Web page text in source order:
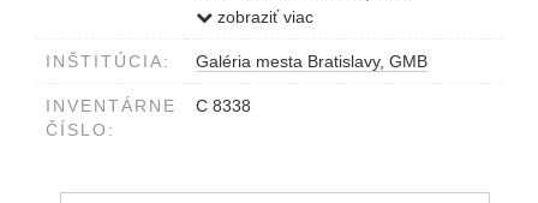
EXMOUTJ 1833, 1758 NELSON 1805,
vpravo dole pod obrazom Stahlstich v.
vľavo dole pod obrazom Verlag von C.
zobraziť viac
INŠTITÚCIA: Galéria mesta Bratislavy, GMB
INVENTÁRNE
ČÍSLO:
C 8338